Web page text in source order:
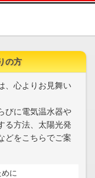
の方
、心よりお見舞い
びに電気温水器や
る方法、太陽光発
どをこちらでご案
に